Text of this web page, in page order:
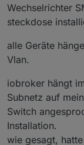
und wie
Geräte
neue
https://
sma-
Wechselrichter
steckdose
alle Geräte
Vlan.
iobroker hängt
Subnetz auf
Switch
Installation.
wie gesagt,